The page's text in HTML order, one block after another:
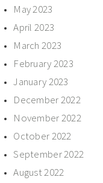
May 2023
April 2023
March 2023
February 2023
January 2023
December 2022
November 2022
October 2022
September 2022
August 2022